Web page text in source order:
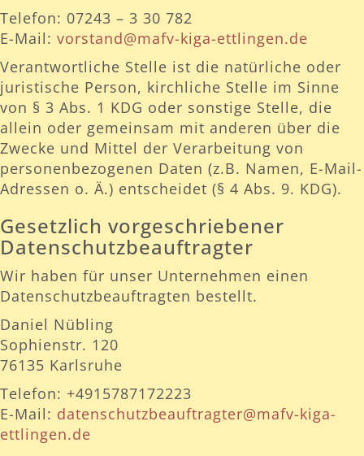
Telefon: 07243 – 3 30 782
E-Mail: vorstand@mafv-kiga-ettlingen.de
Verantwortliche Stelle ist die natürliche oder
juristische Person, kirchliche Stelle im Sinne
von § 3 Abs. 1 KDG oder sonstige Stelle, die
allein oder gemeinsam mit anderen über die
Zwecke und Mittel der Verarbeitung von
personenbezogenen Daten (z.B. Namen, E-Mail-
Adressen o. Ä.) entscheidet (§ 4 Abs. 9. KDG).
Gesetzlich vorgeschriebener
Datenschutzbeauftragter
Wir haben für unser Unternehmen einen
Datenschutzbeauftragten bestellt.
Daniel Nübling
Sophienstr. 120
76135 Karlsruhe
Telefon: +4915787172223
E-Mail: datenschutzbeauftragter@mafv-kiga-
ettlingen.de